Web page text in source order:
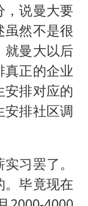
，说曼大要
虽然不是很
就曼大以后
真正的企业
安排对应的
排社区调
习罢了。
。毕竟现在